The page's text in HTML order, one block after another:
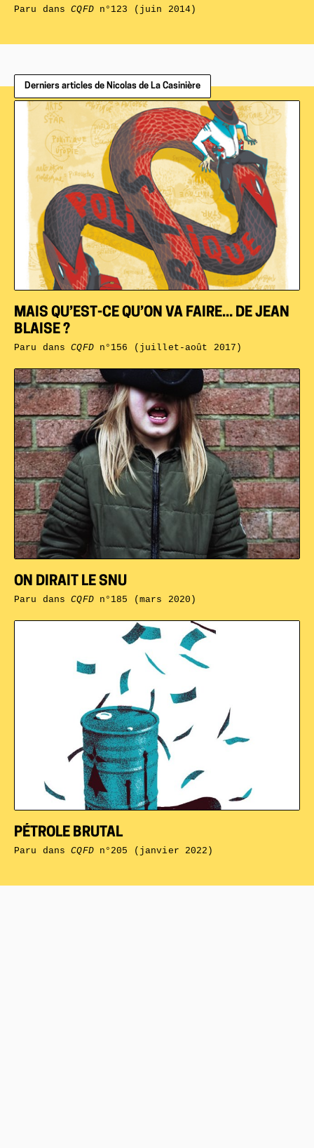
Paru dansCQFDn°123 (juin 2014)
Derniers articles de Nicolas de La Casinière
PÉTROLE BRUTAL
Paru dansCQFDn°205 (janvier 2022)
ON DIRAIT LE SNU
Paru dansCQFDn°185 (mars 2020)
MAIS QU’EST-CE QU’ON VA FAIRE... DE JEAN
BLAISE ?
Paru dansCQFDn°156 (juillet-août 2017)